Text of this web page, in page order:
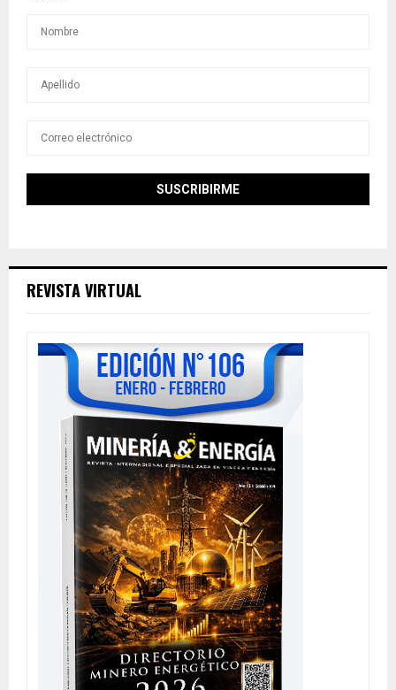
REVISTA VIRTUAL